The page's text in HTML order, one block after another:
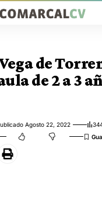
de
de 2 a 3
Agosto 22, 2022